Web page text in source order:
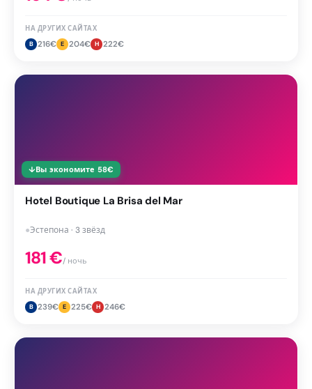
НА ДРУГИХ САЙТАХ
B 216€ E 204€ H 222€
↓Вы экономите 58€
Hotel Boutique La Brisa del Mar
●Эстепона · 3 звёзд
181€/ ночь
НА ДРУГИХ САЙТАХ
B 239€ E 225€ H 246€